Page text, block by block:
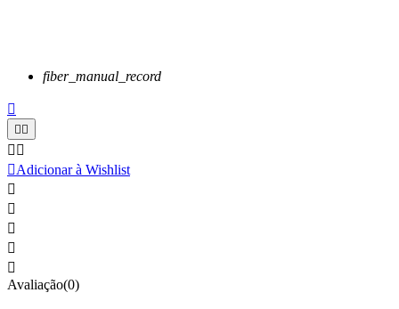
fiber_manual_record


 
Adicionar à Wishlist





Avaliação(0)